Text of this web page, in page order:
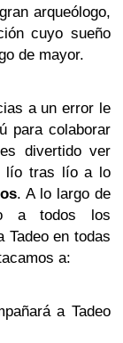
arqueólogo,
cuyo sueño
de mayor.
a un error le
para colaborar
divertido ver
lío tras lío a lo
. A lo largo de
a todos los
Tadeo en todas
a:
a Tadeo